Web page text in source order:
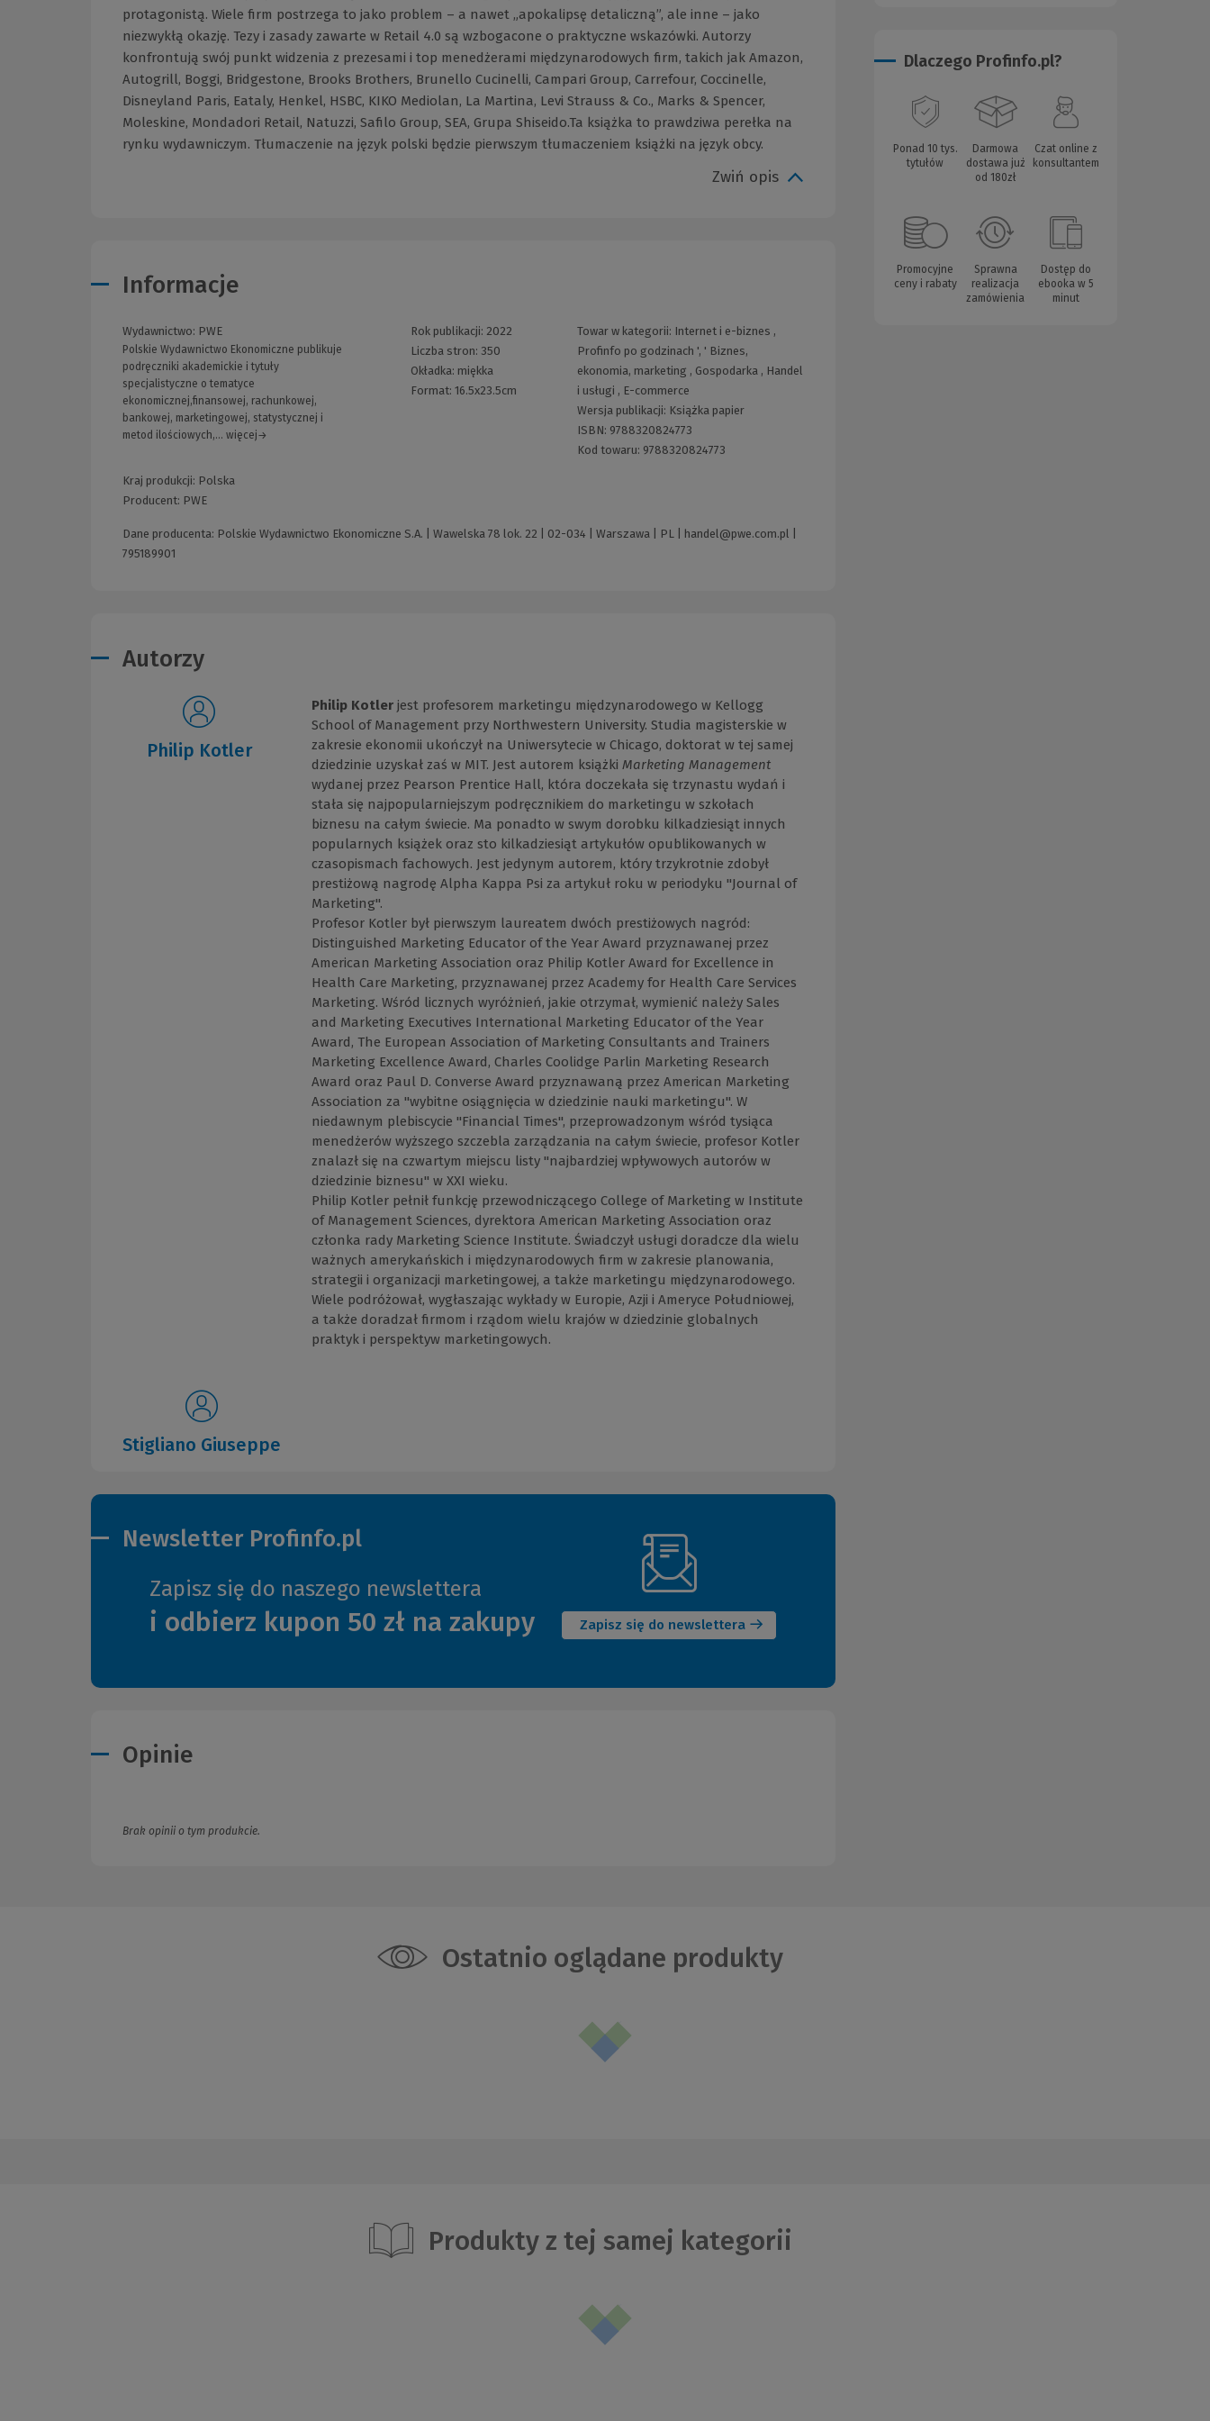
protagonistą. Wiele firm postrzega to jako problem – a nawet „apokalipsę detaliczną”, ale inne – jako
niezwykłą okazję. Tezy i zasady zawarte w Retail 4.0 są wzbogacone o praktyczne wskazówki. Autorzy
konfrontują swój punkt widzenia z prezesami i top menedżerami międzynarodowych firm, takich jak Amazon,
Autogrill, Boggi, Bridgestone, Brooks Brothers, Brunello Cucinelli, Campari Group, Carrefour, Coccinelle,
Disneyland Paris, Eataly, Henkel, HSBC, KIKO Mediolan, La Martina, Levi Strauss & Co., Marks & Spencer,
Moleskine, Mondadori Retail, Natuzzi, Safilo Group, SEA, Grupa Shiseido.Ta książka to prawdziwa perełka na
rynku wydawniczym. Tłumaczenie na język polski będzie pierwszym tłumaczeniem książki na język obcy.
Zwiń opis
Informacje
Wydawnictwo: PWE
Polskie Wydawnictwo Ekonomiczne publikuje
podręczniki akademickie i tytuły
specjalistyczne o tematyce
ekonomicznej,finansowej, rachunkowej,
bankowej, marketingowej, statystycznej i
metod ilościowych,... więcej→
Kraj produkcji: Polska
Producent: PWE
Rok publikacji: 2022
Liczba stron: 350
Okładka: miękka
Format: 16.5x23.5cm
Towar w kategorii: Internet i e-biznes ,
Profinfo po godzinach ', ' Biznes,
ekonomia, marketing , Gospodarka, Handel
i usługi , E-commerce
Wersja publikacji: Książka papier
ISBN: 9788320824773
Kod towaru: 9788320824773
Dane producenta: Polskie Wydawnictwo Ekonomiczne S.A. | Wawelska 78 lok. 22 | 02-034 | Warszawa | PL | handel@pwe.com.pl
795189901
Autorzy
Philip Kotler
Philip Kotler jest profesorem marketingu międzynarodowego w Kellogg
School of Management przy Northwestern University. Studia magisterskie w
zakresie ekonomii ukończył na Uniwersytecie w Chicago, doktorat w tej samej
dziedzinie uzyskał zaś w MIT. Jest autorem książki Marketing Management
wydanej przez Pearson Prentice Hall, która doczekała się trzynastu wydań i
stała się najpopularniejszym podręcznikiem do marketingu w szkołach
biznesu na całym świecie. Ma ponadto w swym dorobku kilkadziesiąt innych
popularnych książek oraz sto kilkadziesiąt artykułów opublikowanych w
czasopismach fachowych. Jest jedynym autorem, który trzykrotnie zdobył
prestiżową nagrodę Alpha Kappa Psi za artykuł roku w periodyku "Journal of
Marketing".
Profesor Kotler był pierwszym laureatem dwóch prestiżowych nagród:
Distinguished Marketing Educator of the Year Award przyznawanej przez
American Marketing Association oraz Philip Kotler Award for Excellence in
Health Care Marketing, przyznawanej przez Academy for Health Care Services
Marketing. Wśród licznych wyróżnień, jakie otrzymał, wymienić należy Sales
and Marketing Executives International Marketing Educator of the Year
Award, The European Association of Marketing Consultants and Trainers
Marketing Excellence Award, Charles Coolidge Parlin Marketing Research
Award oraz Paul D. Converse Award przyznawaną przez American Marketing
Association za "wybitne osiągnięcia w dziedzinie nauki marketingu". W
niedawnym plebiscycie "Financial Times", przeprowadzonym wśród tysiąca
menedżerów wyższego szczebla zarządzania na całym świecie, profesor Kotler
znalazł się na czwartym miejscu listy "najbardziej wpływowych autorów w
dziedzinie biznesu" w XXI wieku.
Philip Kotler pełnił funkcję przewodniczącego College of Marketing w Institute
of Management Sciences, dyrektora American Marketing Association oraz
członka rady Marketing Science Institute. Świadczył usługi doradcze dla wielu
ważnych amerykańskich i międzynarodowych firm w zakresie planowania,
strategii i organizacji marketingowej, a także marketingu międzynarodowego.
Wiele podróżował, wygłaszając wykłady w Europie, Azji i Ameryce Południowej,
a także doradzał firmom i rządom wielu krajów w dziedzinie globalnych
praktyk i perspektyw marketingowych.
Stigliano Giuseppe
Newsletter Profinfo.pl
Zapisz się do naszego newslettera
i odbierz kupon 50 zł na zakupy Zapisz się do newslettera
okno)
Opinie
Brak opinii o tym produkcie.
Dlaczego Profinfo.pl?
Ponad 10 tys.
tytułów
Darmowa
dostawa już
od 180zł
Czat online z
konsultantem
Promocyjne
ceny i rabaty
Sprawna
realizacja
zamówienia
Dostęp do
ebooka w 5
minut
Ostatnio oglądane produkty
Produkty z tej samej kategorii